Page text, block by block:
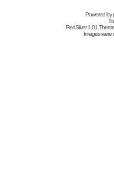
Powered by
RedSilver 1.01
Images were